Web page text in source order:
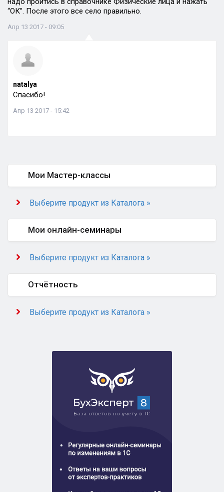
“ОК”. После этого все село правильно.
Апр 13 2017 - 09:05
natalya
Спасибо!
Апр 13 2017 - 15:42
Мои Мастер-классы
Выберите продукт из Каталога »
Мои онлайн-семинары
Выберите продукт из Каталога »
Отчётность
Выберите продукт из Каталога »